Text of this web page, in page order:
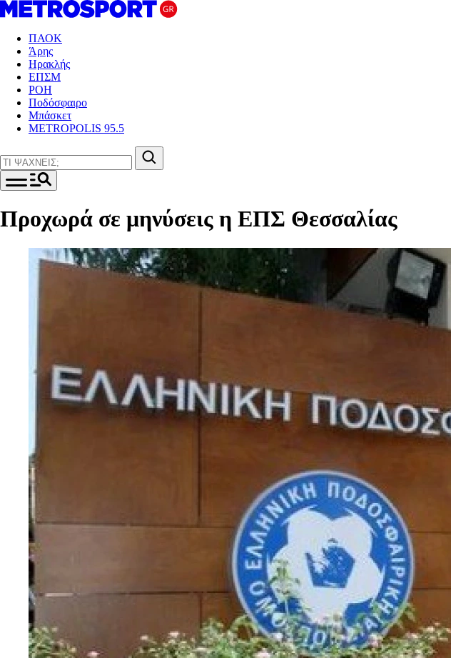
ΠΑΟΚ
Άρης
Ηρακλής
ΕΠΣΜ
ΡΟΗ
Ποδόσφαιρο
Μπάσκετ
METROPOLIS 95.5
Προχωρά σε μηνύσεις η ΕΠΣ Θεσσαλίας